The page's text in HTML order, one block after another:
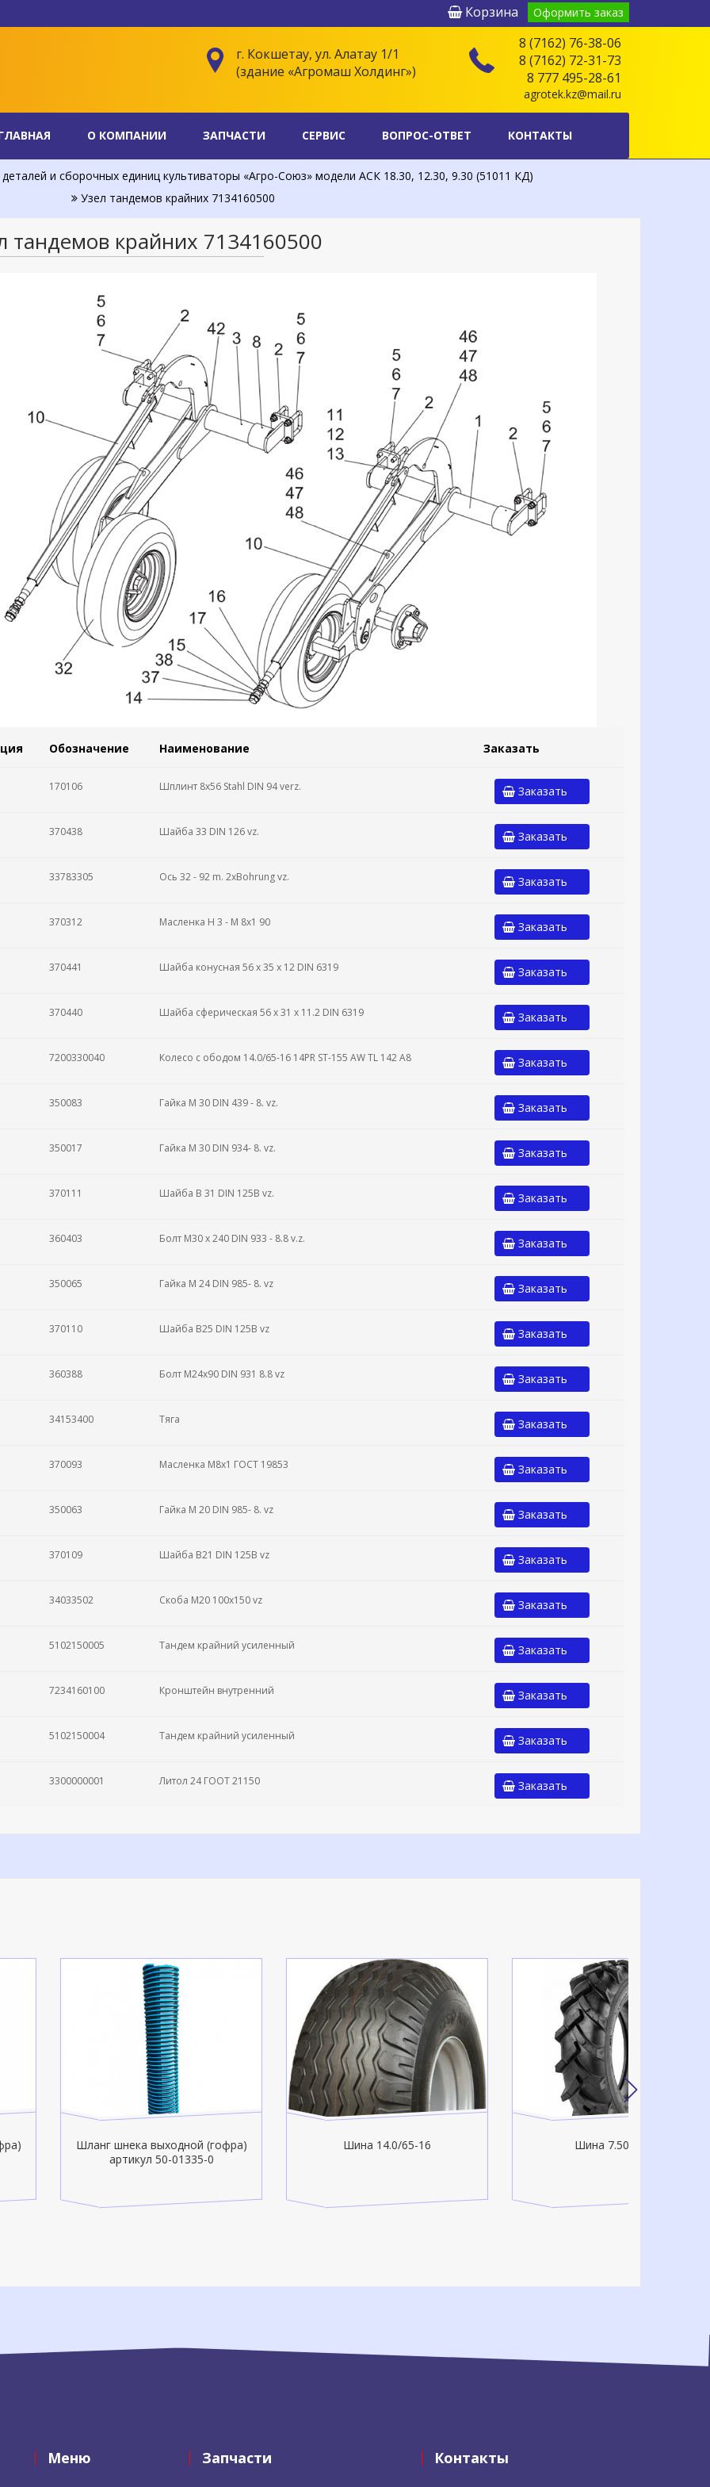
Корзина Оформить заказ
8 (7162) 76-38-06
8 (7162) 72-31-73
8 777 495-28-61
agrotek.kz@mail.ru
г. Кокшетау, ул. Алатау 1/1
(здание «Агромаш Холдинг»)
О КОМПАНИИ ЗАПЧАСТИ СЕРВИС ВОПРОС-ОТВЕТ КОНТАКТЫ
и сборочных единиц культиваторы «Агро-Союз» модели АСК 18.30, 12.30, 9.30 (51011 КД)
Узел тандемов крайних 7134160500
тандемов крайних 7134160500
Обозначение Наименование Заказать
170106 Шплинт 8x56 Stahl DIN 94 verz. Заказать
370438 Шайба 33 DIN 126 vz. Заказать
33783305 Ось 32 - 92 m. 2xBohrung vz. Заказать
370312 Масленка Н 3 - М 8x1 90 Заказать
370441 Шайба конусная 56 x 35 x 12 DIN 6319 Заказать
370440 Шайба сферическая 56 x 31 x 11.2 DIN 6319 Заказать
7200330040 Колесо с ободом 14.0/65-16 14PR ST-155 AW TL 142 A8 Заказать
350083 Гайка M 30 DIN 439 - 8. vz. Заказать
350017 Гайка M 30 DIN 934- 8. vz. Заказать
370111 Шайба B 31 DIN 125B vz. Заказать
360403 Болт M30 x 240 DIN 933 - 8.8 v.z. Заказать
350065 Гайка M 24 DIN 985- 8. vz Заказать
370110 Шайба B25 DIN 125B vz Заказать
360388 Болт M24x90 DIN 931 8.8 vz Заказать
34153400 Тяга Заказать
370093 Масленка M8x1 ГОСТ 19853 Заказать
350063 Гайка M 20 DIN 985- 8. vz Заказать
370109 Шайба B21 DIN 125B vz Заказать
34033502 Скоба M20 100x150 vz Заказать
5102150005 Тандем крайний усиленный Заказать
7234160100 Кронштейн внутренний Заказать
5102150004 Тандем крайний усиленный Заказать
3300000001 Литол 24 ГООТ 21150 Заказать
шнека выходной (гофра)
артикул 50-01335-0
Меню Запчасти Контакты